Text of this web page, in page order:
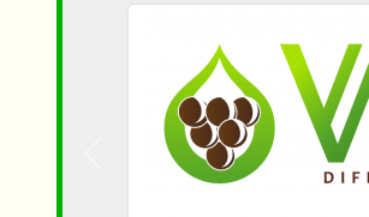
Précedent